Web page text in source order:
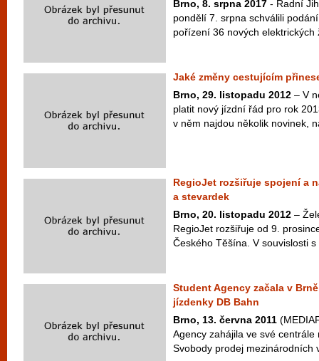
Brno, 8. srpna 2017 - Radní
pondělí 7. srpna schválili
pořízení 36 nových
Jaké změny cestujícím
Brno, 29. listopadu 2012 – V
platit nový jízdní řád pro rok
v něm najdou několik novinek,
RegioJet rozšiřuje spojení a
a stevardek
Brno, 20. listopadu 2012 –
RegioJet rozšiřuje od 9.
Českého Těšína. V souvislosti
Student Agency začala v
jízdenky DB Bahn
Brno, 13. června 2011
Agency zahájila ve své
Svobody prodej mezinárodních